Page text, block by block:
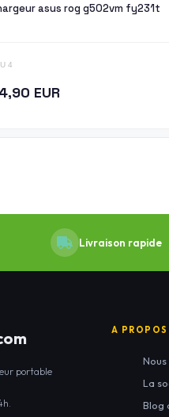
asus rog g502vm fy231t
4
EUR
Livraison rapide
portable
A PROPOS
La
Blog